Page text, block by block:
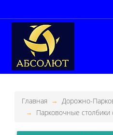
Главная
Дорожно-
Парковочные